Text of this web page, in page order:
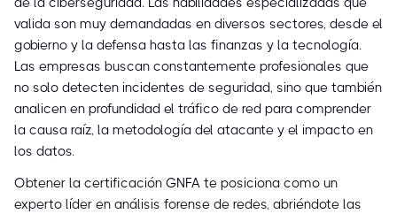
valida son muy demandadas en diversos sectores, desde el
gobierno y la defensa hasta las finanzas y la tecnología.
Las empresas buscan constantemente profesionales que
no solo detecten incidentes de seguridad, sino que también
analicen en profundidad el tráfico de red para comprender
la causa raíz, la metodología del atacante y el impacto en
los datos.
Obtener la certificación GNFA te posiciona como un
experto líder en análisis forense de redes, abriéndote las